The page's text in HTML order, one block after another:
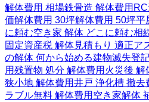
解体費用 相場鉄骨造 解体費用
価解体費用 30坪解体費用 50坪平
に頼む空き家 解体 どこに頼む相
固定資産税 解体見積もり 適正ア
の解体 何から始める建物滅失登
用残置物 処分 解体費用 火災後 解
狭小地 解体費用井戸 浄化槽 撤去
ラブル無料 解体費用 空き家解体